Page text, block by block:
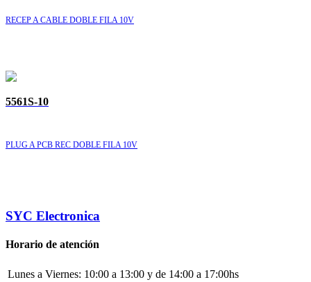
RECEP A CABLE DOBLE FILA 10V
5561S-10
PLUG A PCB REC DOBLE FILA 10V
SYC Electronica
Horario de atención
Lunes a Viernes: 10:00 a 13:00 y de 14:00 a 17:00hs